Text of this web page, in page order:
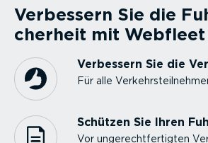
Verbessern Sie die
cherheit mit Webfleet
Verbessern Sie die
Für alle
Schützen Sie Ihren
Vor ungerecht­fer­tigten